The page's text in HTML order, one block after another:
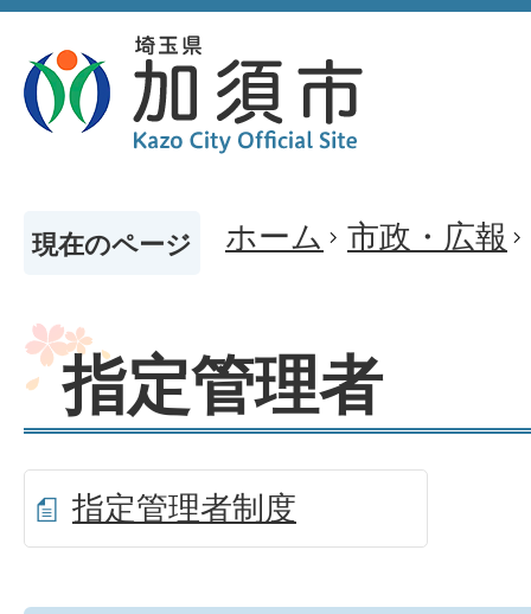
現在のページ ホーム 市政・広報
指定管理者
指定管理者制度